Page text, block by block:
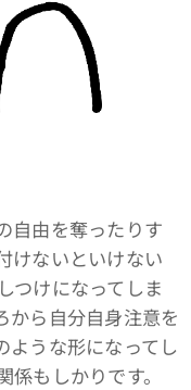
自由を奪ったりす
けないといけない
つけになってしま
から自分自身注意を
ような形になってし
もしかりです。